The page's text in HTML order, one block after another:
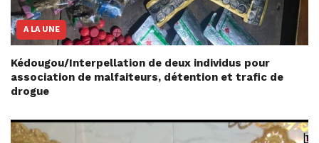
A LA UNE
Kédougou/Interpellation de deux individus pour
association de malfaiteurs, détention et trafic de
drogue